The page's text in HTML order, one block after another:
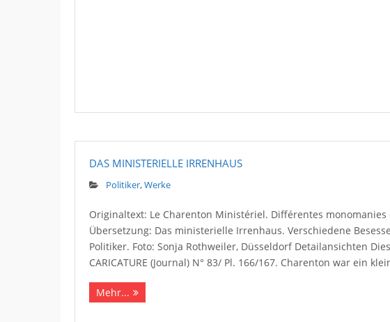
DAS MINISTERIELLE IRRENHAUS
Politiker,Werke
Originaltext: Le Charenton Ministériel. Différentes
Übersetzung: Das ministerielle Irrenhaus. Verschiedene
Politiker. Foto: Sonja Rothweiler, Düsseldorf Detailansichten
CARICATURE (Journal) N° 83/ Pl. 166/167. Charenton war ein
Mehr...